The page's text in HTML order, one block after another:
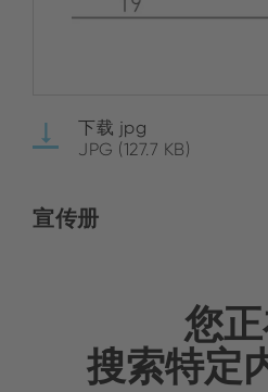
下载 jpg
JPG (127.7 KB)
宣传册
您
搜索特定